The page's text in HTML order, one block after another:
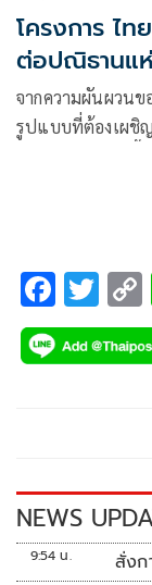
โครงการ ไ
ต่อปณิธานแห่งการ “ใ
ความอบอุ่น
จากความผันผวน
รูปแบบที่ต้องเผชิญ
F
ac
e
k
T
wi
tt
NEWS
9:54 น. สั่งก